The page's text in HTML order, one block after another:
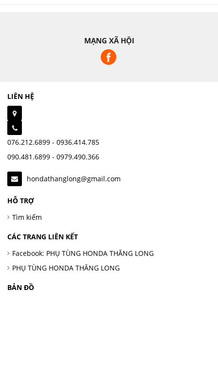
MẠNG XÃ HỘI
LIÊN HỆ
076.212.6899 - 0936.414.785
090.481.6899 - 0979.490.366
hondathanglong@gmail.com
HỖ TRỢ
Tìm kiếm
CÁC TRANG LIÊN KẾT
Facebook: PHỤ TÙNG HONDA THĂNG LONG
PHỤ TÙNG HONDA THĂNG LONG
BẢN ĐỒ